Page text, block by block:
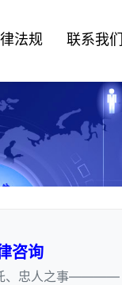
法规 联系我们
咨询
忠人之事————